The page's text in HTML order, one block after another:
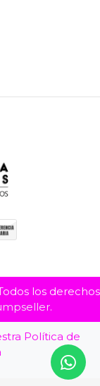
los derechos
.
Política de